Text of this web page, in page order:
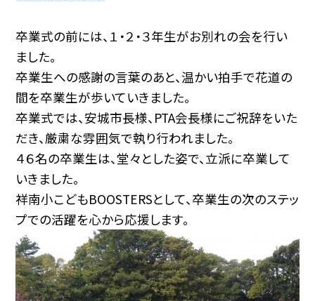
卒業式の前には、１・２・３年生がお別れの会を行い
ました。
卒業生への感謝の言葉のあと、温かい拍手で花道の
間を卒業生が歩いていきました。
卒業式では、安城市長様、PTA会長様にご祝辞をいた
だき、厳粛な雰囲気で執り行われました。
４６名の卒業生は、堂々とした姿で、立派に卒業して
いきました。
祥南小こどもBOOSTERSとして、卒業生の次のステッ
プでの活躍を心から応援します。